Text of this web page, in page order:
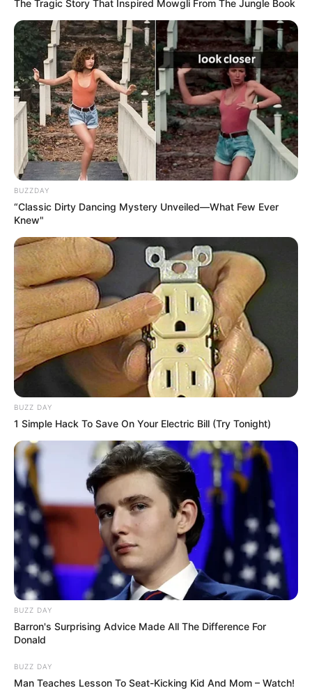
The Tragic Story That Inspired Mowgli From The Jungle Book
BUZZDAY
“Classic Dirty Dancing Mystery Unveiled—What Few Ever
Knew"
BUZZ DAY
1 Simple Hack To Save On Your Electric Bill (Try Tonight)
BUZZ DAY
Barron's Surprising Advice Made All The Difference For
Donald
BUZZ DAY
Man Teaches Lesson To Seat-Kicking Kid And Mom – Watch!